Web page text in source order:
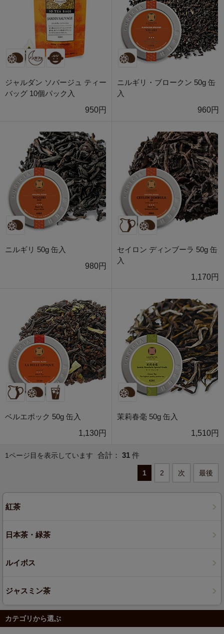
ジャルダン ソバージュ ティー
バッグ 10個パック入
950円
ニルギリ・ブロークン 50g 缶
入
960円
ニルギリ 50g 缶入
980円
セイロン ディンブーラ 50g 缶
入
1,170円
ベルエポック 50g 缶入
1,130円
茉莉春毫 50g 缶入
1,510円
1ページ目を表示しています 合計： 31 件
1 2 次 最後
紅茶
日本茶・緑茶
ルイボス
ジャスミン茶
カテゴリから選ぶ